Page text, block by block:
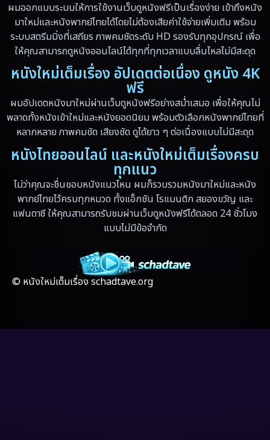
Dystopian (13)
Emotional (59)
Family ครอบครัว
Fantasy จินตนาการ (89)
Fantasy แฟนตาซี (4)
Gothic
HBO GO (7)
ผมออกแบบระบบให้การใช้งานเว็บดูหนังฟรีเป็นเรื่องง่าย เข้าถึงหนัง
มาใหม่และหนังพากย์ไทยได้โดยไม่ต้องเสียค่าใช้จ่ายเพิ่มเติม พร้อม
ระบบสตรีมมิ่งที่เสถียร ภาพคมชัดระดับ HD รองรับทุกอุปกรณ์ เพื่อ
ให้คุณสามารถดูหนังออนไลน์ได้ทุกที่ทุกเวลาแบบลื่นไหลไม่มีสะดุด
หนังใหม่เต็มเรื่อง อัปเดตต่อเนื่อง ดูหนัง 4K
ฟรี
ผมอัปเดตหนังมาใหม่ผ่านเว็บดูหนังฟรีอย่างสม่ำเสมอ เพื่อให้คุณไม่
พลาดทั้งหนังเข้าใหม่และหนังยอดนิยม พร้อมตัวเลือกหนังพากย์ไทยที่
หลากหลาย ภาพคมชัด เสียงชัด ดูได้ยาว ๆ ต่อเนื่องแบบไม่มีสะดุด
หนังไทยออนไลน์ และหนังใหม่เต็มเรื่องครบ
ทุกแนว
ไม่ว่าคุณจะชื่นชอบหนังแนวไหน ผมก็รวบรวมหนังมาใหม่และหนัง
พากย์ไทยไว้ครบทุกหมวด ทั้งแอ็กชัน โรแมนติก สยองขวัญ และ
แฟนตาซี ให้คุณสามารถรับชมผ่านเว็บดูหนังฟรีได้ตลอด 24 ชั่วโมง
แบบไม่มีข้อจำกัด
© หนังใหม่เต็มเรื่อง schadtave.org